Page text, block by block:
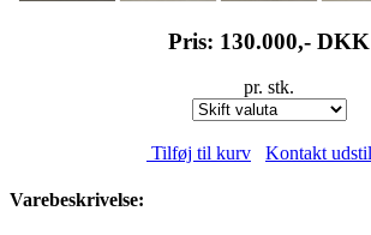
Pris: 130.000,- DKK
pr. stk.
Tilføj til kurv Kontakt
Varebeskrivelse: